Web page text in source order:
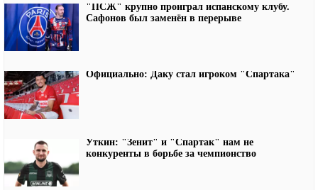
"ПСЖ" крупно проиграл испанскому клубу.
Сафонов был заменён в перерыве
Официально: Даку стал игроком "Спартака"
Уткин: "Зенит" и "Спартак" нам не
конкуренты в борьбе за чемпионство